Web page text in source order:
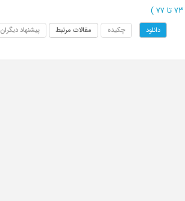
)
دانلود چکیده مقالات مرتبط پیشنهاد دیگران